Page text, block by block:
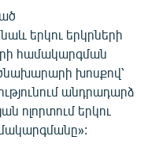
երկու երկրների
համակարգման
խոսքով՝
անդրադարձ
ոլորտում երկու